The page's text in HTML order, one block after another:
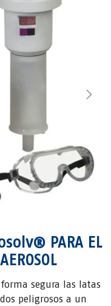
PARA EL
segura las latas
peligrosos a un